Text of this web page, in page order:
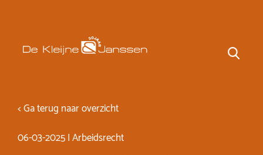
< Ga terug naar overzicht
06-03-2025 | Arbeidsrecht